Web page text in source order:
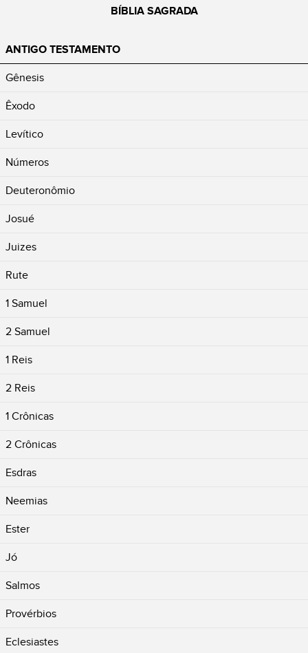
BÍBLIA SAGRADA
ANTIGO TESTAMENTO
Gênesis
Êxodo
Levítico
Números
Deuteronômio
Josué
Juizes
Rute
1 Samuel
2 Samuel
1 Reis
2 Reis
1 Crônicas
2 Crônicas
Esdras
Neemias
Ester
Jó
Salmos
Provérbios
Eclesiastes